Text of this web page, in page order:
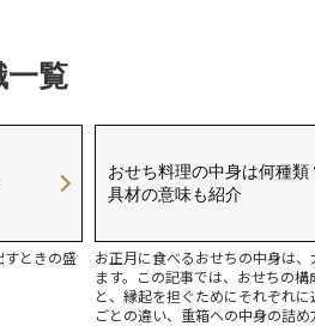
一覧
すときの盛
おせち料理の中身は何種類
具材の意味も紹介
お正月に食べるおせちの中身は
ます。この記事では、おせちの
と、縁起を担ぐためにそれぞれ
ごとの違い、重箱への中身の詰め